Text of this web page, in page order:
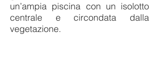
un’ampia piscina con un isolotto
centrale e circondata dalla
vegetazione.